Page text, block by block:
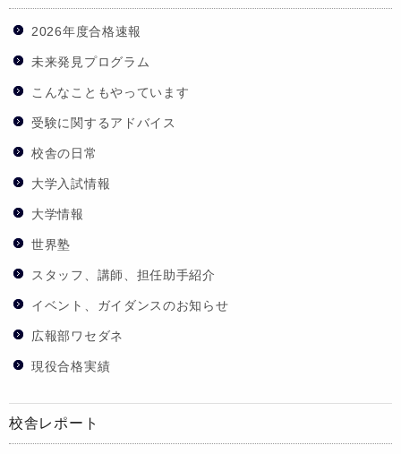
2026年度合格速報
未来発見プログラム
こんなこともやっています
受験に関するアドバイス
校舎の日常
大学入試情報
大学情報
世界塾
スタッフ、講師、担任助手紹介
イベント、ガイダンスのお知らせ
広報部ワセダネ
現役合格実績
校舎レポート